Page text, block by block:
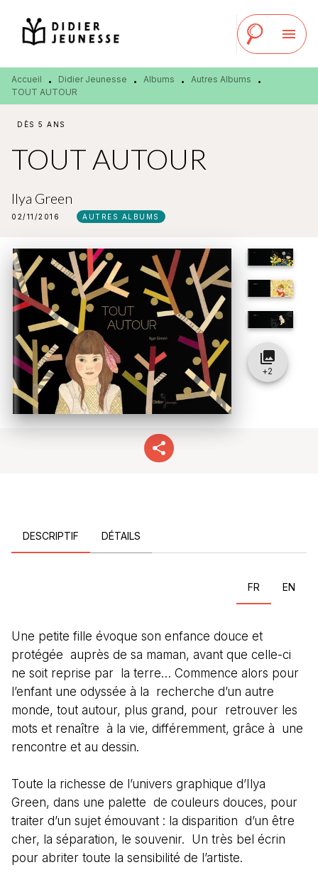
MENU RECHERCHE
PIED DE PAGE
menu
Accueil • Didier Jeunesse • Albums • Autres Albums
•
TOUT AUTOUR
DÈS 5 ANS
TOUT AUTOUR
Ilya Green
02/11/2016 AUTRES ALBUMS
collections
+2
DESCRIPTIF DÉTAILS
FR EN
Une petite fille évoque son enfance douce et
protégée auprès de sa maman, avant que celle-ci
ne soit reprise par la terre… Commence alors pour
l’enfant une odyssée à la recherche d’un autre
monde, tout autour, plus grand, pour retrouver les
mots et renaître à la vie, différemment, grâce à une
rencontre et au dessin.
Toute la richesse de l’univers graphique d’Ilya
Green, dans une palette de couleurs douces, pour
traiter d’un sujet émouvant : la disparition d’un être
cher, la séparation, le souvenir. Un très bel écrin
pour abriter toute la sensibilité de l’artiste.